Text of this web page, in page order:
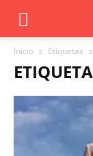
Inicio Etiquetas